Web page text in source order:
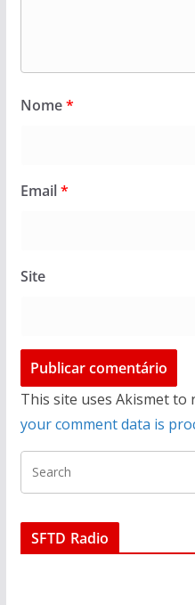
Nome*
Email*
Site
This site uses Akismet to
your comment data is
SFTD Radio